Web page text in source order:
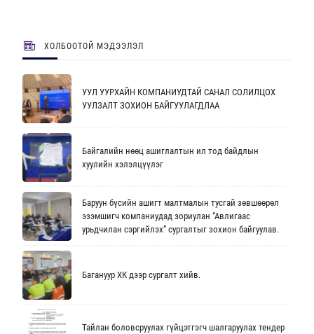
ХОЛБООТОЙ МЭДЭЭЛЭЛ
УУЛ УУРХАЙН КОМПАНИУДТАЙ САНАЛ СОЛИЛЦОХ
УУЛЗАЛТ ЗОХИОН БАЙГУУЛАГДЛАА
Байгалийн нөөц ашиглалтын ил тод байдлын
хуулийн хэлэлцүүлэг
Баруун бүсийн ашигт малтмалын тусгай зөвшөөрөл
эзэмшигч компаниудад зориулан “Авлигаас
урьдчилан сэргийлэх” сургалтыг зохион байгуулав.
Багануур ХК дээр сургалт хийв.
Тайлан боловсруулах гүйцэтгэгч шалгаруулах тендер